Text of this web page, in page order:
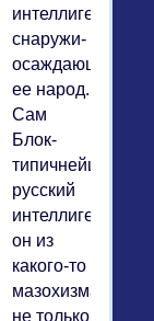
интеллигенция,
снаружи-
осаждающий
ее народ.
Сам
Блок-
типичнейший
русский
интеллигент,
он из
какого-то
мазохизма
не только